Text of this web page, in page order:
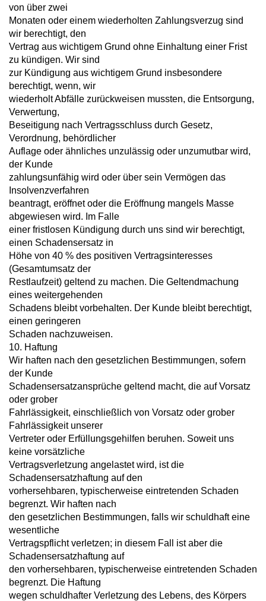
von über zwei
Monaten oder einem wiederholten Zahlungsverzug sind
wir berechtigt, den
Vertrag aus wichtigem Grund ohne Einhaltung einer Frist
zu kündigen. Wir sind
zur Kündigung aus wichtigem Grund insbesondere
berechtigt, wenn, wir
wiederholt Abfälle zurückweisen mussten, die Entsorgung,
Verwertung,
Beseitigung nach Vertragsschluss durch Gesetz,
Verordnung, behördlicher
Auflage oder ähnliches unzulässig oder unzumutbar wird,
der Kunde
zahlungsunfähig wird oder über sein Vermögen das
Insolvenzverfahren
beantragt, eröffnet oder die Eröffnung mangels Masse
abgewiesen wird. Im Falle
einer fristlosen Kündigung durch uns sind wir berechtigt,
einen Schadensersatz in
Höhe von 40 % des positiven Vertragsinteresses
(Gesamtumsatz der
Restlaufzeit) geltend zu machen. Die Geltendmachung
eines weitergehenden
Schadens bleibt vorbehalten. Der Kunde bleibt berechtigt,
einen geringeren
Schaden nachzuweisen.
10. Haftung
Wir haften nach den gesetzlichen Bestimmungen, sofern
der Kunde
Schadensersatzansprüche geltend macht, die auf Vorsatz
oder grober
Fahrlässigkeit, einschließlich von Vorsatz oder grober
Fahrlässigkeit unserer
Vertreter oder Erfüllungsgehilfen beruhen. Soweit uns
keine vorsätzliche
Vertragsverletzung angelastet wird, ist die
Schadensersatzhaftung auf den
vorhersehbaren, typischerweise eintretenden Schaden
begrenzt. Wir haften nach
den gesetzlichen Bestimmungen, falls wir schuldhaft eine
wesentliche
Vertragspflicht verletzen; in diesem Fall ist aber die
Schadensersatzhaftung auf
den vorhersehbaren, typischerweise eintretenden Schaden
begrenzt. Die Haftung
wegen schuldhafter Verletzung des Lebens, des Körpers